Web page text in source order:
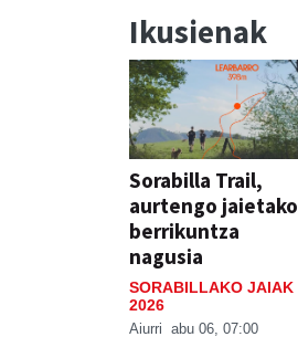
Ikusienak
Sorabilla Trail,
aurtengo jaietako
berrikuntza
nagusia
SORABILLAKO JAIAK
2026
Aiurri abu 06, 07:00